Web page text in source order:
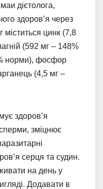
дієтолога,
здоров’я через
міститься цинк (7,8
(592 мг – 148%
норми), фосфор
(4,5 мг –
здоров’я
зміцнює
серця та судин.
на день у
Додавати в